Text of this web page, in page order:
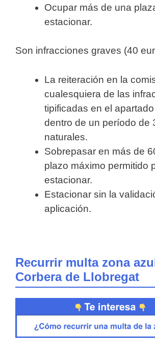
Ocupar más de una
estacionar.
Son infracciones graves (40
La reiteración en la
cualesquiera de las
tipificadas en el
dentro de un período de
naturales.
Sobrepasar en más de
plazo máximo permitido
estacionar.
Estacionar sin la
aplicación.
Recurrir multa zona
Corbera de Llobregat